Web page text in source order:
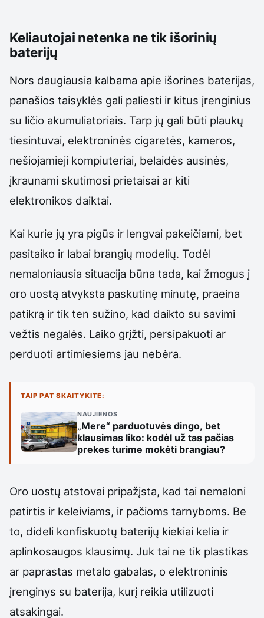
Keliautojai netenka ne tik išorinių
baterijų
Nors daugiausia kalbama apie išorines baterijas,
panašios taisyklės gali paliesti ir kitus įrenginius
su ličio akumuliatoriais. Tarp jų gali būti plaukų
tiesintuvai, elektroninės cigaretės, kameros,
nešiojamieji kompiuteriai, belaidės ausinės,
įkraunami skutimosi prietaisai ar kiti
elektronikos daiktai.
Kai kurie jų yra pigūs ir lengvai pakeičiami, bet
pasitaiko ir labai brangių modelių. Todėl
nemaloniausia situacija būna tada, kai žmogus į
oro uostą atvyksta paskutinę minutę, praeina
patikrą ir tik ten sužino, kad daikto su savimi
vežtis negalės. Laiko grįžti, persipakuoti ar
perduoti artimiesiems jau nebėra.
TAIP PAT SKAITYKITE:
NAUJIENOS
„Mere“ parduotuvės dingo, bet
klausimas liko: kodėl už tas pačias
prekes turime mokėti brangiau?
Oro uostų atstovai pripažįsta, kad tai nemaloni
patirtis ir keleiviams, ir pačioms tarnyboms. Be
to, dideli konfiskuotų baterijų kiekiai kelia ir
aplinkosaugos klausimų. Juk tai ne tik plastikas
ar paprastas metalo gabalas, o elektroninis
įrenginys su baterija, kurį reikia utilizuoti
atsakingai.